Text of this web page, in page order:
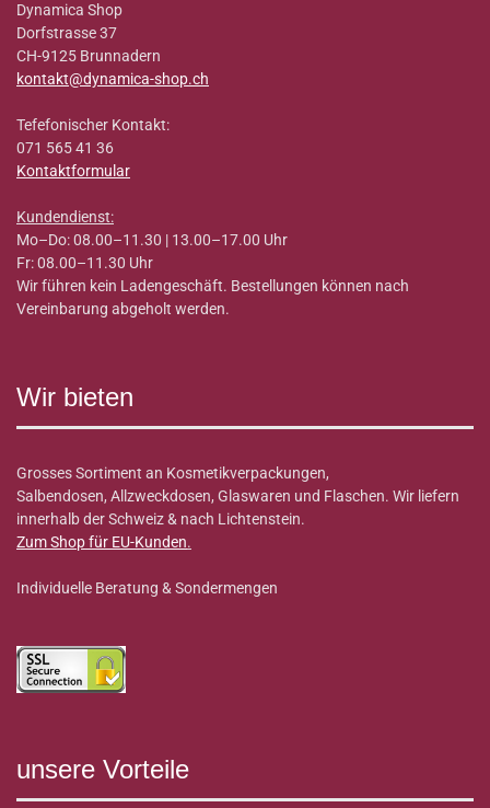
Dynamica Shop
Dorfstrasse 37
CH-9125 Brunnadern
kontakt@dynamica-shop.ch
Tefefonischer Kontakt:
071 565 41 36
Kontaktformular
Kundendienst:
Mo–Do: 08.00–11.30 | 13.00–17.00 Uhr
Fr: 08.00–11.30 Uhr
Wir führen kein Ladengeschäft. Bestellungen können nach
Vereinbarung abgeholt werden.
Wir bieten
Grosses Sortiment an Kosmetikverpackungen,
Salbendosen, Allzweckdosen, Glaswaren und Flaschen. Wir liefern
innerhalb der Schweiz & nach Lichtenstein.
Zum Shop für EU-Kunden.
Individuelle Beratung & Sondermengen
unsere Vorteile